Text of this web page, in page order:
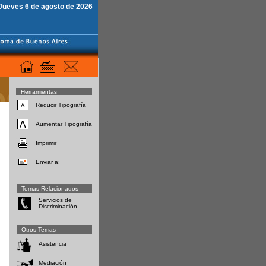
6 de agosto de 2026
Herramientas
Reducir Tipografía
Aumentar Tipografía
Imprimir
Enviar a:
Temas Relacionados
Servicios de
Discriminación
Otros Temas
Asistencia
Mediación